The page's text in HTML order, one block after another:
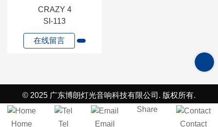
CRAZY 4
SI-113
在线留言
线
留
© 2025 广东博朗灯光音响科技有限公司. 版权所有.
Home Tel Email
Share
Contact